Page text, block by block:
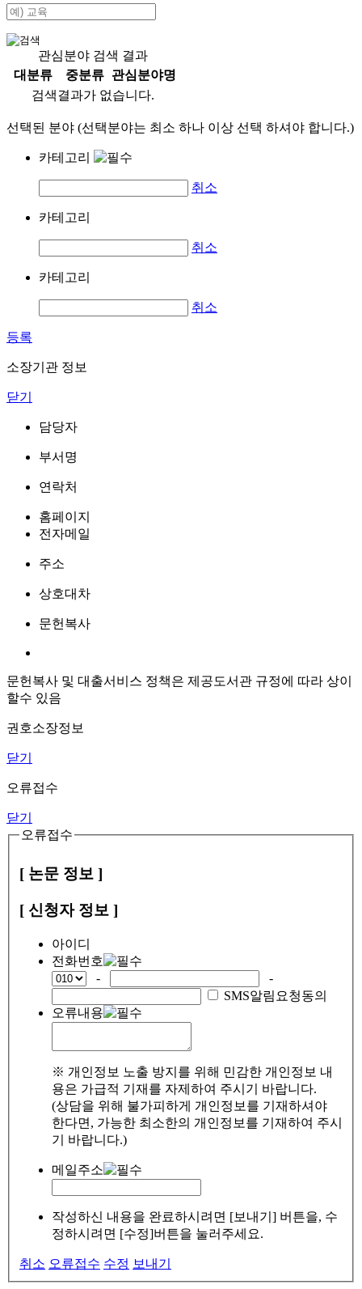
관심분야 검색 결과
대분류
중분류
관심분야명
검색결과가 없습니다.
선택된 분야 (선택분야는 최소 하나 이상 선택 하셔야 합니다.)
카테고리
취소
카테고리
취소
카테고리
취소
등록
소장기관 정보
닫기
담당자
부서명
연락처
홈페이지
전자메일
주소
상호대차
문헌복사
문헌복사 및 대출서비스 정책은 제공도서관 규정에 따라 상이
할수 있음
권호소장정보
닫기
오류접수
닫기
오류접수
[ 논문 정보 ]
[ 신청자 정보 ]
아이디
전화번호
-
-
SMS알림요청동의
오류내용
※ 개인정보 노출 방지를 위해 민감한 개인정보 내
용은 가급적 기재를 자제하여 주시기 바랍니다.
(상담을 위해 불가피하게 개인정보를 기재하셔야
한다면, 가능한 최소한의 개인정보를 기재하여 주시
기 바랍니다.)
메일주소
작성하신 내용을 완료하시려면 [보내기] 버튼을, 수
정하시려면 [수정]버튼을 눌러주세요.
취소 오류접수 수정 보내기